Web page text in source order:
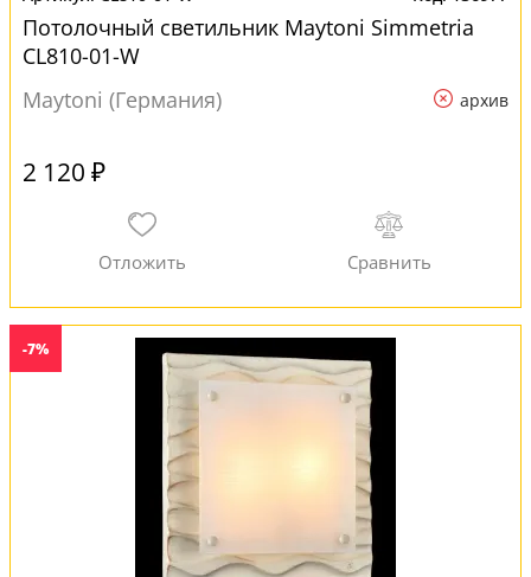
Потолочный светильник Maytoni Simmetria
CL810-01-W
Maytoni (Германия)
архив
2 120 ₽
-7%